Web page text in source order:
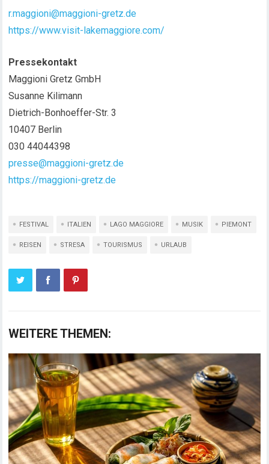
r.maggioni@maggioni-gretz.de
https://www.visit-lakemaggiore.com/
Pressekontakt
Maggioni Gretz GmbH
Susanne Kilimann
Dietrich-Bonhoeffer-Str. 3
10407 Berlin
030 44044398
presse@maggioni-gretz.de
https://maggioni-gretz.de
FESTIVAL ITALIEN LAGO MAGGIORE MUSIK PIEMONT
REISEN STRESA TOURISMUS URLAUB
WEITERE THEMEN: